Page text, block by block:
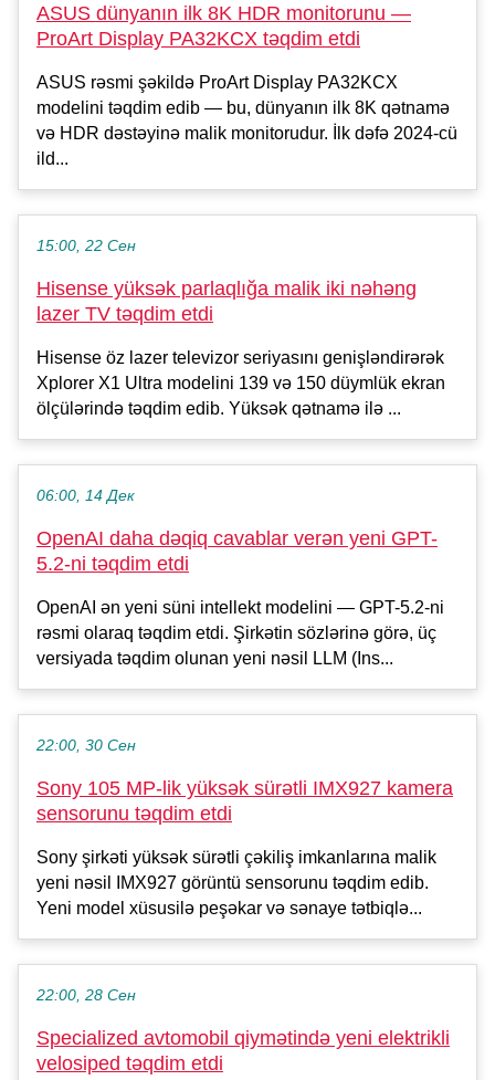
ASUS dünyanın ilk 8K HDR monitorunu —
ProArt Display PA32KCX təqdim etdi
ASUS rəsmi şəkildə ProArt Display PA32KCX
modelini təqdim edib — bu, dünyanın ilk 8K qətnamə
və HDR dəstəyinə malik monitorudur. İlk dəfə 2024-cü
ild...
15:00, 22 Сен
Hisense yüksək parlaqlığa malik iki nəhəng
lazer TV təqdim etdi
Hisense öz lazer televizor seriyasını genişləndirərək
Xplorer X1 Ultra modelini 139 və 150 düymlük ekran
ölçülərində təqdim edib. Yüksək qətnamə ilə ...
06:00, 14 Дек
OpenAI daha dəqiq cavablar verən yeni GPT-
5.2-ni təqdim etdi
OpenAI ən yeni süni intellekt modelini — GPT-5.2-ni
rəsmi olaraq təqdim etdi. Şirkətin sözlərinə görə, üç
versiyada təqdim olunan yeni nəsil LLM (Ins...
22:00, 30 Сен
Sony 105 MP-lik yüksək sürətli IMX927 kamera
sensorunu təqdim etdi
Sony şirkəti yüksək sürətli çəkiliş imkanlarına malik
yeni nəsil IMX927 görüntü sensorunu təqdim edib.
Yeni model xüsusilə peşəkar və sənaye tətbiqlə...
22:00, 28 Сен
Specialized avtomobil qiymətində yeni elektrikli
velosiped təqdim etdi